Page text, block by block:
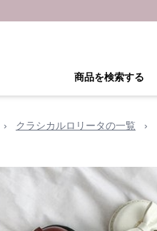
商品を検索する
› クラシカルロリータの一覧 ›